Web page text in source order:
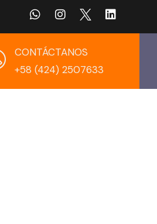
CONTÁCTANOS
+58 (424) 2507633